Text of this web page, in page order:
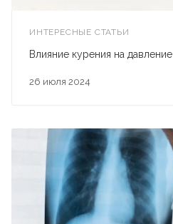
ИНТЕРЕСНЫЕ СТАТЬИ
26 июля 2024
Влияние курения на давление